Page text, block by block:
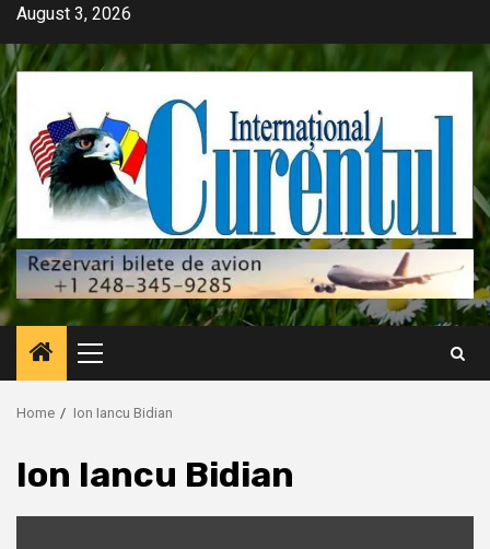
Skip
content
August 3, 2026
Primary
Menu
Home Ion Iancu Bidian
Ion Iancu Bidian